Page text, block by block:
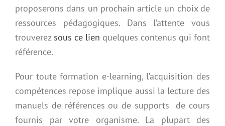
proposerons dans un prochain article un choix de
ressources pédagogiques. Dans l’attente vous
trouverez sous ce lien quelques contenus qui font
référence.
Pour toute formation e-learning, l’acquisition des
compétences repose implique aussi la lecture des
manuels de références ou de supports de cours
fournis par votre organisme. La plupart des